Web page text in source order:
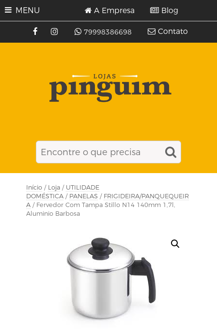
MENU
79998386698
A Empresa Blog
Contato
Início / Loja / UTILIDADE
DOMÉSTICA / PANELAS / FRIGIDEIRA/PANQUEQUEIR
A / Fervedor Com Tampa Stillo N14 140mm 1,7l,
Aluminio Barbosa